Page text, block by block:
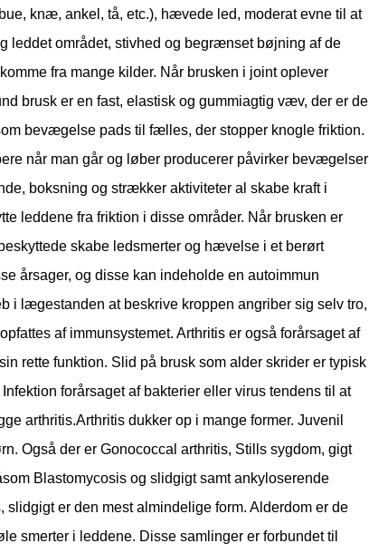
knæ, ankel, tå, etc.), hævede led, moderat evne til at
leddet området, stivhed og begrænset bøjning af de
fra mange kilder. Når brusken i joint oplever
brusk er en fast, elastisk og gummiagtig væv, der er de
bevægelse pads til fælles, der stopper knogle friktion.
når man går og løber producerer påvirker bevægelser
boksning og strækker aktiviteter al skabe kraft i
leddene fra friktion i disse områder. Når brusken er
skabe ledsmerter og hævelse i et berørt
årsager, og disse kan indeholde en autoimmun
i lægestanden at beskrive kroppen angriber sig selv tro,
af immunsystemet. Arthritis er også forårsaget af
rette funktion. Slid på brusk som alder skrider er typisk
forårsaget af bakterier eller virus tendens til at
arthritis.Arthritis dukker op i mange former. Juvenil
Også der er Gonococcal arthritis, Stills sygdom, gigt
Blastomycosis og slidgigt samt ankyloserende
slidgigt er den mest almindelige form. Alderdom er de
smerter i leddene. Disse samlinger er forbundet til